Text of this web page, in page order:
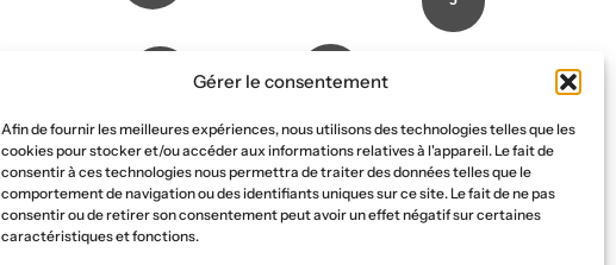
Gérer le consentement
Afin de fournir les meilleures expériences, nous utilisons des technologies telles que les
cookies pour stocker et/ou accéder aux informations relatives à l'appareil. Le fait de
consentir à ces technologies nous permettra de traiter des données telles que le
comportement de navigation ou des identifiants uniques sur ce site. Le fait de ne pas
consentir ou de retirer son consentement peut avoir un effet négatif sur certaines
caractéristiques et fonctions.
3
5